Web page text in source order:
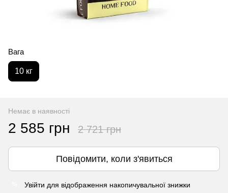
Вага
10 кг
Немає в наявності
2 585 грн 2 721 грн
Повідомити, коли з'явиться
Увійти для відображення накопичувальної знижки